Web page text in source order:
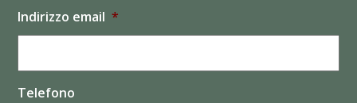
Indirizzo email *
Telefono